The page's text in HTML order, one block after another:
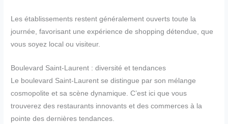
Les établissements restent généralement ouverts toute la
journée, favorisant une expérience de shopping détendue, que
vous soyez local ou visiteur.
Boulevard Saint-Laurent : diversité et tendances
Le boulevard Saint-Laurent se distingue par son mélange
cosmopolite et sa scène dynamique. C’est ici que vous
trouverez des restaurants innovants et des commerces à la
pointe des dernières tendances.